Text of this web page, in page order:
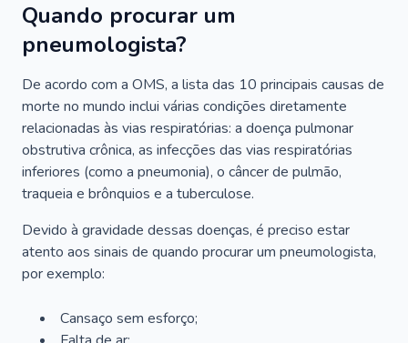
Quando procurar um
pneumologista?
De acordo com a OMS, a lista das 10 principais causas de
morte no mundo inclui várias condições diretamente
relacionadas às vias respiratórias: a doença pulmonar
obstrutiva crônica, as infecções das vias respiratórias
inferiores (como a pneumonia), o câncer de pulmão,
traqueia e brônquios e a tuberculose.
Devido à gravidade dessas doenças, é preciso estar
atento aos sinais de quando procurar um pneumologista,
por exemplo:
Cansaço sem esforço;